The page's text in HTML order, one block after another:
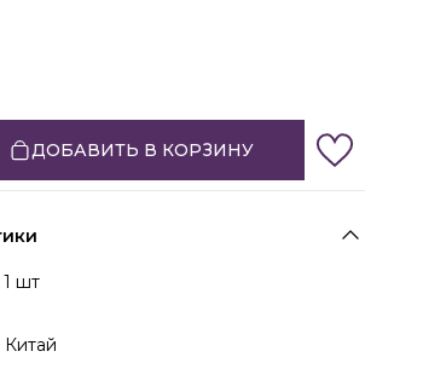
ДОБАВИТЬ В КОРЗИНУ
1 шт
Китай